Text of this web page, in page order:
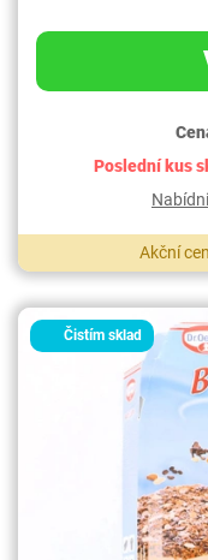
Poslední kus
Akční
Čistím sklad